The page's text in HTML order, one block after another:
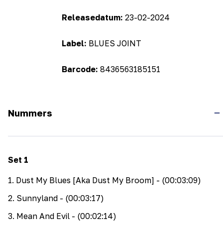
Releasedatum: 23-02-2024
Label: BLUES JOINT
Barcode: 8436563185151
Nummers
Set 1
1. Dust My Blues [Aka Dust My Broom] - (00:03:09)
2. Sunnyland - (00:03:17)
3. Mean And Evil - (00:02:14)